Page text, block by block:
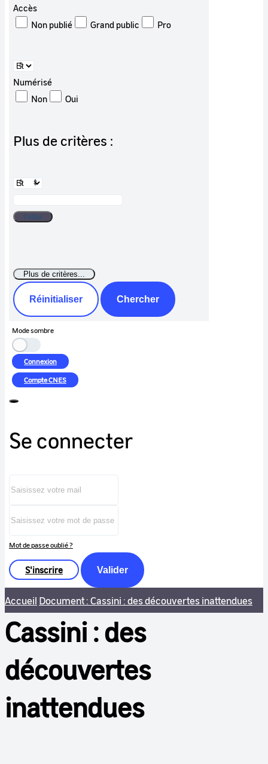
Accès
Non publié
Grand public Pro
Numérisé
Non
Oui
Plus de critères :
Réinitialiser Chercher
Mode sombre
Connexion
CompteCNES
Se connecter
Mot de passe oublié ?
S'inscrire Valider
Accueil Document : Cassini : des découvertes inattendues
Cassini : des
découvertes
inattendues